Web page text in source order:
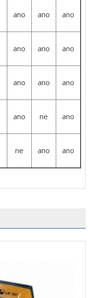
ano ano ano
ano ano ano
ano ano ano
ano ne ano
ne ano ano